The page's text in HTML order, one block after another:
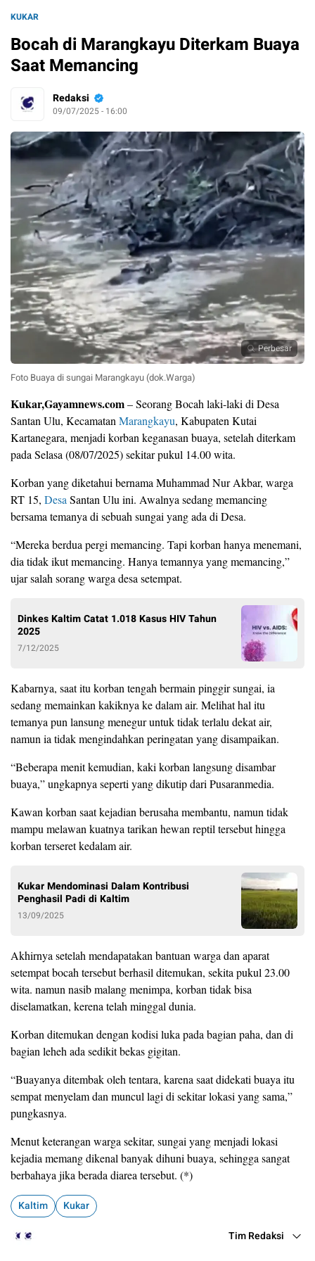
KUKAR
Bocah di Marangkayu Diterkam Buaya
Saat Memancing
Redaksi
09/07/2025 - 16:00
Perbesar
Foto Buaya di sungai Marangkayu (dok.Warga)
Kukar,Gayamnews.com– Seorang Bocah laki-laki di Desa
Santan Ulu, Kecamatan Marangkayu, Kabupaten Kutai
Kartanegara, menjadi korban keganasan buaya, setelah diterkam
pada Selasa (08/07/2025) sekitar pukul 14.00 wita.
Korban yang diketahui bernama Muhammad Nur Akbar, warga
RT 15, Desa Santan Ulu ini. Awalnya sedang memancing
bersama temanya di sebuah sungai yang ada di Desa.
“Mereka berdua pergi memancing. Tapi korban hanya menemani,
dia tidak ikut memancing. Hanya temannya yang memancing,”
ujar salah sorang warga desa setempat.
Dinkes Kaltim Catat 1.018 Kasus HIV Tahun
2025
7/12/2025
Kabarnya, saat itu korban tengah bermain pinggir sungai, ia
sedang memainkan kakiknya ke dalam air. Melihat hal itu
temanya pun lansung menegur untuk tidak terlalu dekat air,
namun ia tidak mengindahkan peringatan yang disampaikan.
“Beberapa menit kemudian, kaki korban langsung disambar
buaya,” ungkapnya seperti yang dikutip dari Pusaranmedia.
Kawan korban saat kejadian berusaha membantu, namun tidak
mampu melawan kuatnya tarikan hewan reptil tersebut hingga
korban terseret kedalam air.
Kukar Mendominasi Dalam Kontribusi
Penghasil Padi di Kaltim
13/09/2025
Akhirnya setelah mendapatakan bantuan warga dan aparat
setempat bocah tersebut berhasil ditemukan, sekita pukul 23.00
wita. namun nasib malang menimpa, korban tidak bisa
diselamatkan, kerena telah minggal dunia.
Korban ditemukan dengan kodisi luka pada bagian paha, dan di
bagian leheh ada sedikit bekas gigitan.
“Buayanya ditembak oleh tentara, karena saat didekati buaya itu
sempat menyelam dan muncul lagi di sekitar lokasi yang sama,”
pungkasnya.
Menut keterangan warga sekitar, sungai yang menjadi lokasi
kejadia memang dikenal banyak dihuni buaya, sehingga sangat
berbahaya jika berada diarea tersebut. (*)
Kaltim Kukar
Tim Redaksi